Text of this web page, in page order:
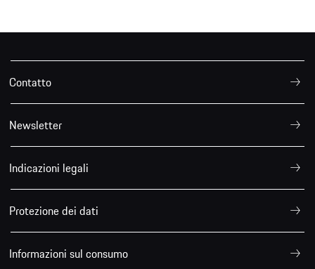
Contatto
Newsletter
Indicazioni legali
Protezione dei dati
Informazioni sul consumo